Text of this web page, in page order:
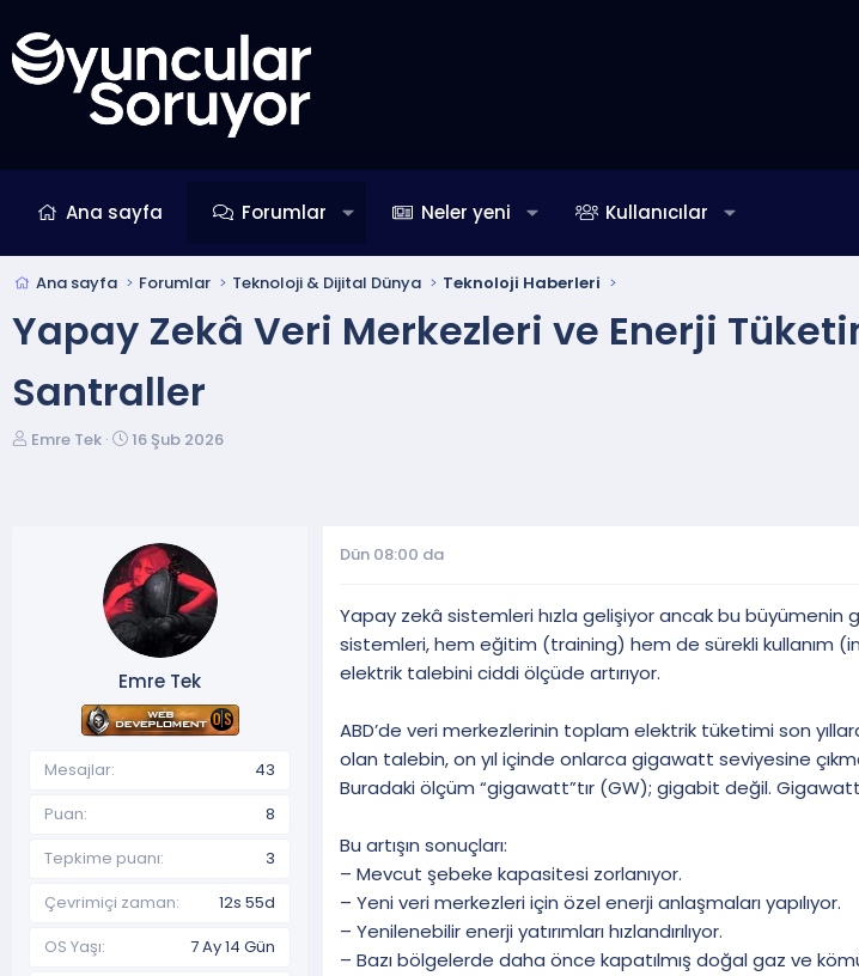
Ana sayfa Forumlar Neler yeni Kullanıcılar
Ana sayfa Forumlar Teknoloji & Dijital Dünya Teknoloji Haberleri
Yapay Zekâ Veri Merkezleri ve Enerji
Santraller
K
Emre Tek
B
n
g
ı
ç
t
a
r
i
16 Şub 2026
Emre Tek
Mesajlar
43
Puan
8
Tepkime puanı
3
Çevrimiçi zaman
12s 55d
OS Yaşı
7 Ay 14 Gün
Dün 08:00 da
Yapay zekâ sistemleri hızla gelişiyor ancak bu
sistemleri, hem eğitim (training) hem de sürekli kullanım
elektrik talebini ciddi ölçüde artırıyor.
ABD’de veri merkezlerinin toplam elektrik tüketimi son
olan talebin, on yıl içinde onlarca gigawatt seviyesine
Buradaki ölçüm “gigawatt”tır (GW); gigabit değil.
Bu artışın sonuçları:
– Mevcut şebeke kapasitesi zorlanıyor.
– Yeni veri merkezleri için özel enerji anlaşmaları yapılıyor.
– Yenilenebilir enerji yatırımları hızlandırılıyor.
– Bazı bölgelerde daha önce kapatılmış doğal gaz ve